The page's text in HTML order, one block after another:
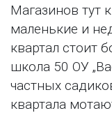
Магазинов тут
маленькие и
квартал стоит
школа 50 ОУ
частных
квартала